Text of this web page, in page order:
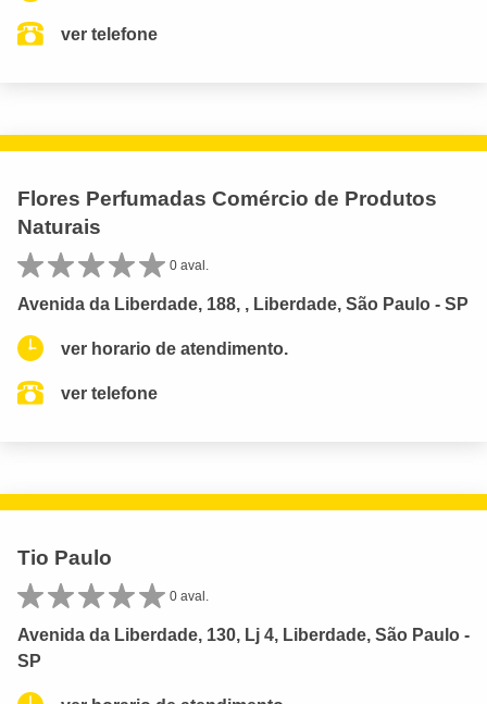
ver telefone
Flores Perfumadas Comércio de Produtos
Naturais
0 aval.
Avenida da Liberdade, 188, , Liberdade, São Paulo - SP
ver horario de atendimento.
ver telefone
Tio Paulo
0 aval.
Avenida da Liberdade, 130, Lj 4, Liberdade, São Paulo -
SP